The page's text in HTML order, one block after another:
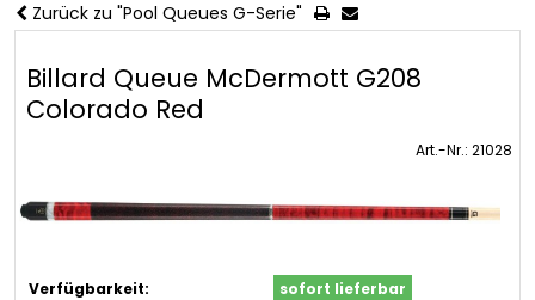
Zurück zu "Pool Queues G-Serie"
Billard Queue McDermott G208
Colorado Red
Art.-Nr.: 21028
Verfügbarkeit:
sofort lieferbar